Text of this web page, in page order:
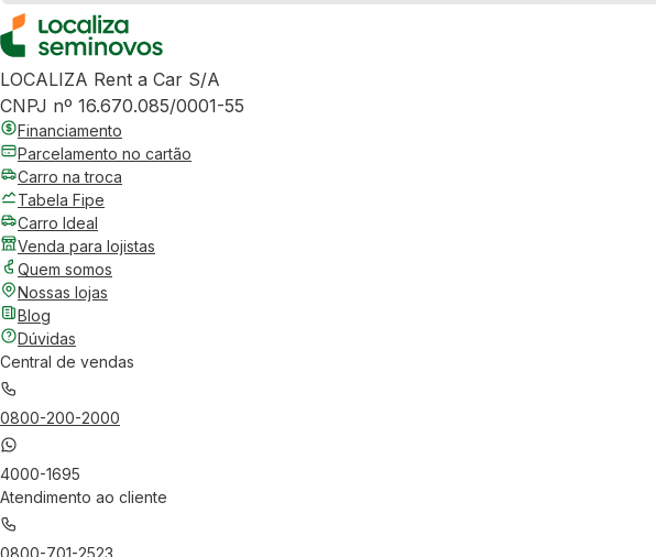
LOCALIZA Rent a Car S/A
CNPJ nº 16.670.085/0001-55
Financiamento
Parcelamento no cartão
Carro na troca
Tabela Fipe
Carro Ideal
Venda para lojistas
Quem somos
Nossas lojas
Blog
Dúvidas
Central de vendas
0800-200-2000
4000-1695
Atendimento ao cliente
0800-701-2523